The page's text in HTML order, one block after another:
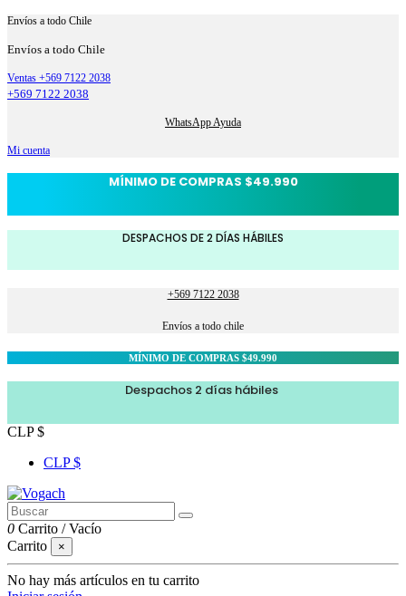
Envíos a todo Chile
Envíos a todo Chile
Ventas +569 7122 2038
+569 7122 2038
WhatsApp Ayuda
Mi cuenta
MÍNIMO DE COMPRAS $49.990
DESPACHOS DE 2 DÍAS HÁBILES
+569 7122 2038
Envíos a todo chile
MÍNIMO DE COMPRAS $49.990
Despachos 2 días hábiles
CLP $
CLP $
0 Carrito /Vacío
Carrito
×
No hay más artículos en tu carrito